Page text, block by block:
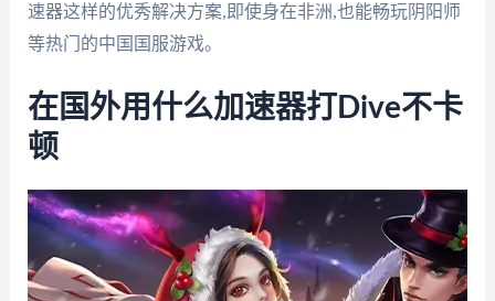
速器这样的优秀解决方案,即使身在非洲,也能畅玩阴阳师
等热门的中国国服游戏。
在国外用什么加速器打Dive不卡
顿